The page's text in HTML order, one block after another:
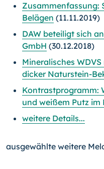
Zusammenfassung:
Belägen (11.11.2019)
DAW beteiligt sich
GmbH (30.12.2018)
Mineralisches
dicker Naturstein-
Kontrastprogramm:
und weißem Putz im
weitere Details...
ausgewählte weitere